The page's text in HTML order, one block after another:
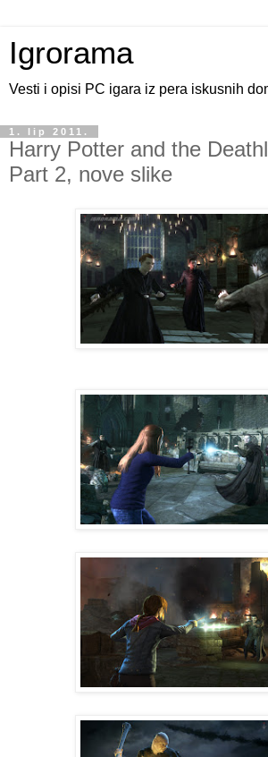
Igrorama
Vesti i opisi PC igara iz pera iskusnih
1. lip 2011.
Harry Potter and the
Part 2, nove slike